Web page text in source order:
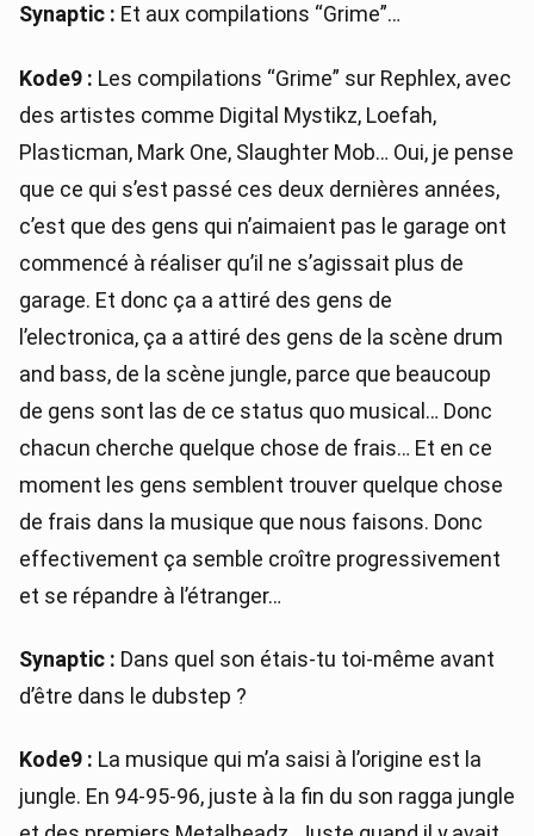
Synaptic : Et aux compilations “Grime”…
Kode9 : Les compilations “Grime” sur Rephlex, avec
des artistes comme Digital Mystikz, Loefah,
Plasticman, Mark One, Slaughter Mob… Oui, je pense
que ce qui s’est passé ces deux dernières années,
c’est que des gens qui n’aimaient pas le garage ont
commencé à réaliser qu’il ne s’agissait plus de
garage. Et donc ça a attiré des gens de
l’electronica, ça a attiré des gens de la scène drum
and bass, de la scène jungle, parce que beaucoup
de gens sont las de ce status quo musical… Donc
chacun cherche quelque chose de frais… Et en ce
moment les gens semblent trouver quelque chose
de frais dans la musique que nous faisons. Donc
effectivement ça semble croître progressivement
et se répandre à l’étranger…
Synaptic : Dans quel son étais-tu toi-même avant
d’être dans le dubstep ?
Kode9 : La musique qui m’a saisi à l’origine est la
jungle. En 94-95-96, juste à la fin du son ragga jungle